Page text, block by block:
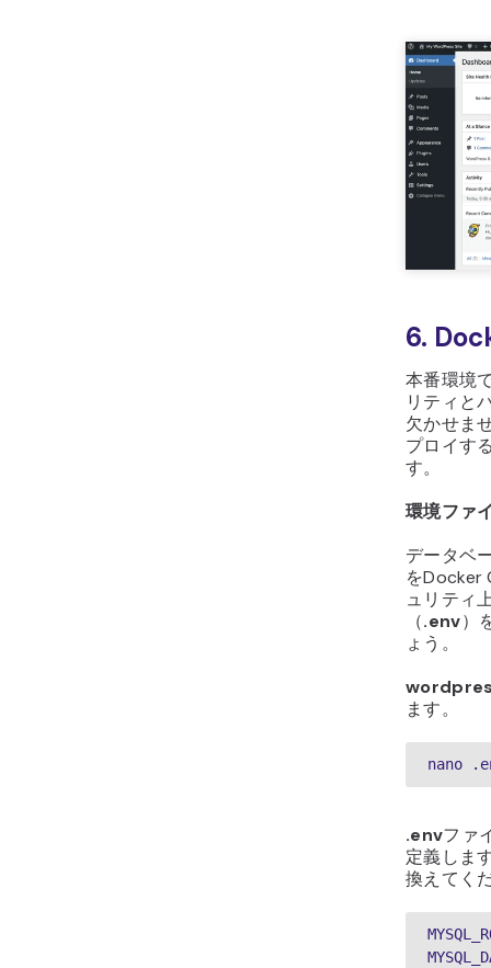
6.
本番環境
リティと
欠かせま
プロイす
す。
環境ファ
データベ
をDocker
ュリティ
（.env）
ょう。
ます。
nano
.envファ
定義しま
換えてく